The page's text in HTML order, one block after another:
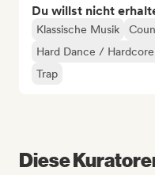
Du willst nicht
Klassische Musik
Hard Dance /
Trap
Diese